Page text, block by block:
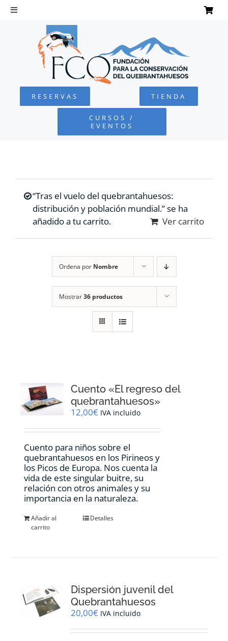
Saltar
Toggle
Navigation
QUEBRANTAHUESOS
FUNDACIÓN
COLABORA
RECURSOS
CONTACTO
RESERVAS TIENDA
CURSOS /
EVENTOS
“Tras el vuelo del quebrantahuesos:
distribución y población mundial.” se ha
añadido a tu carrito.
Ver carrito
Ordena por Nombre
Mostrar36 productos
Cuento «El regreso del
quebrantahuesos»
12,00€ IVA incluido
Cuento para niños sobre el
quebrantahuesos en los Pirineos y
los Picos de Europa. Nos cuenta la
vida de este singular buitre, su
relación con otros animales y su
importancia en la naturaleza.
Añadir al
carrito
Detalles
Dispersión juvenil del
Quebrantahuesos
20,00€ IVA incluido